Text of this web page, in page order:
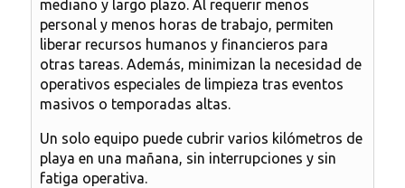
mediano y largo plazo. Al requerir menos
personal y menos horas de trabajo, permiten
liberar recursos humanos y financieros para
otras tareas. Además, minimizan la necesidad de
operativos especiales de limpieza tras eventos
masivos o temporadas altas.
Un solo equipo puede cubrir varios kilómetros de
playa en una mañana, sin interrupciones y sin
fatiga operativa.